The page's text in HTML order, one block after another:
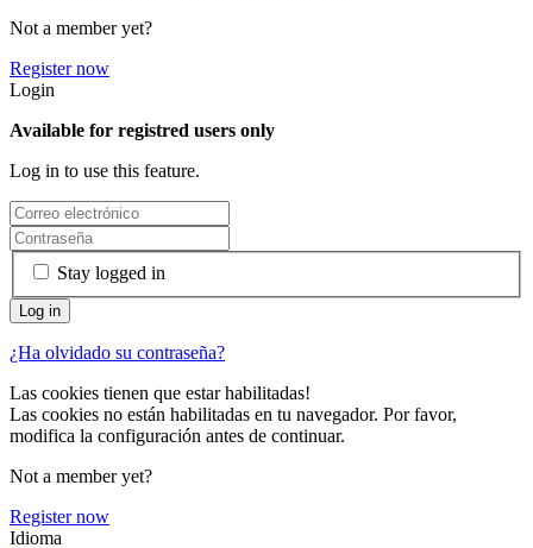
Not a member yet?
Register now
Login
Available for registred users only
Log in to use this feature.
Stay logged in
¿Ha olvidado su contraseña?
Las cookies tienen que estar habilitadas!
Las cookies no están habilitadas en tu navegador. Por favor,
modifica la configuración antes de continuar.
Not a member yet?
Register now
Idioma